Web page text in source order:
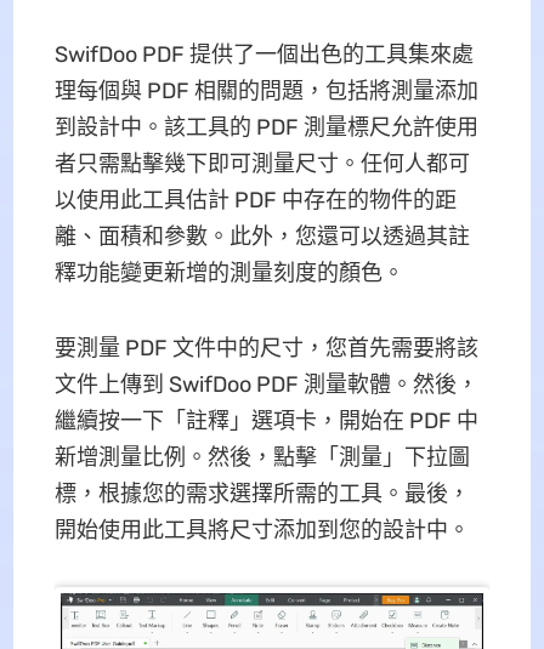
SwifDoo PDF 提供了一個出色的工具集來處
理每個與 PDF 相關的問題，包括將測量添加
到設計中。該工具的 PDF 測量標尺允許使用
者只需點擊幾下即可測量尺寸。任何人都可
以使用此工具估計 PDF 中存在的物件的距
離、面積和參數。此外，您還可以透過其註
釋功能變更新增的測量刻度的顏色。
要測量 PDF 文件中的尺寸，您首先需要將該
文件上傳到 SwifDoo PDF 測量軟體。然後，
繼續按一下「註釋」選項卡，開始在 PDF 中
新增測量比例。然後，點擊「測量」下拉圖
標，根據您的需求選擇所需的工具。最後，
開始使用此工具將尺寸添加到您的設計中。